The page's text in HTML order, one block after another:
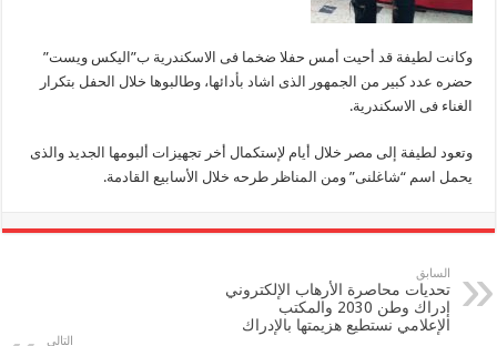
وكانت لطيفة قد أحيت أمس حفلا ضخما فى الاسكندرية ب”اليكس ويست”
حضره عدد كبير من الجمهور الذى اشاد بأدائها، وطالبوها خلال الحفل بتكرار
الغناء فى الاسكندرية.
وتعود لطيفة إلى مصر خلال أيام لإستكمال أخر تجهيزات ألبومها الجديد والذى
يحمل اسم “شاغلنى” ومن المناظر طرحه خلال الأسابيع القادمة.
السابق
تحديات محاصرة الأرهاب الإلكتروني
إدراك وطن 2030 والمكتب
الإعلامي نستطيع هزيمتها بالإدراك
التالي